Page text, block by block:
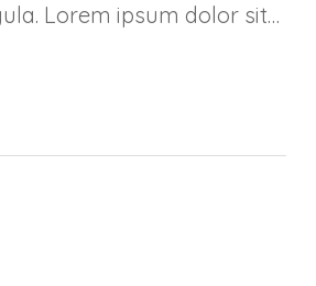
Lorem ipsum dolor sit…